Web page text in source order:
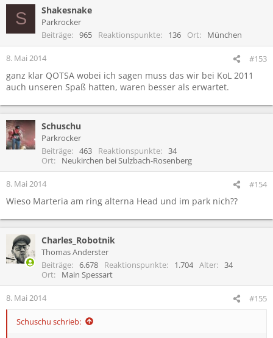
S Shakesnake
Parkrocker
Beiträge
965 Reaktionspunkte 136 Ort München
8. Mai 2014 #153
ganz klar QOTSA wobei ich sagen muss das wir bei KoL 2011
auch unseren Spaß hatten, waren besser als erwartet.
Schuschu
Parkrocker
Beiträge
463 Reaktionspunkte
34
Ort
Neukirchen bei Sulzbach-Rosenberg
8. Mai 2014 #154
Wieso Marteria am ring alterna Head und im park nich??
Charles_Robotnik
Thomas Anderster
Beiträge
6.678 Reaktionspunkte 1.704 Alter
34
Ort
Main Spessart
8. Mai 2014 #155
Schuschu schrieb: